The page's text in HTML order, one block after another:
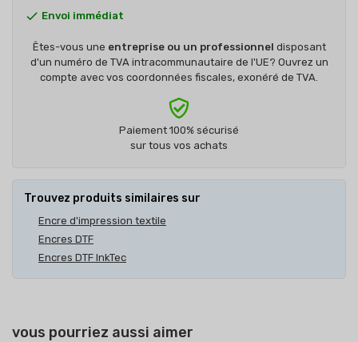
 Envoi immédiat
Êtes-vous une entreprise ou un professionnel disposant
d'un numéro de TVA intracommunautaire de l'UE? Ouvrez un
compte avec vos coordonnées fiscales, exonéré de TVA.
Paiement 100% sécurisé
sur tous vos achats
Trouvez produits similaires sur
Encre d'impression textile
Encres DTF
Encres DTF InkTec
vous pourriez aussi aimer